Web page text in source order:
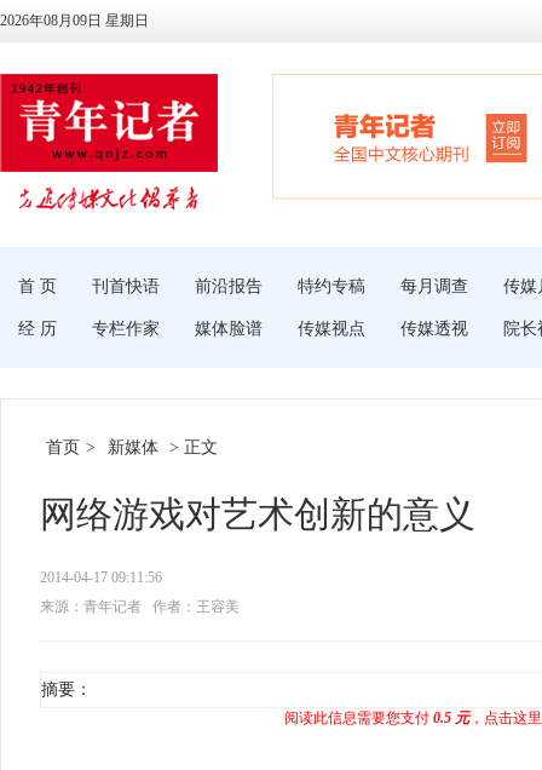
2026年08月09日 星期日
首 页 刊首快语 前沿报告 特约专稿 每月调查 传媒
经 历 专栏作家 媒体脸谱 传媒视点 传媒透视 院长
首页 > 新媒体 > 正文
网络游戏对艺术创新的意义
2014-04-17 09:11:56
来源：青年记者
作者：王容美
摘要：
阅读此信息需要您支付 0.5 元，点击这